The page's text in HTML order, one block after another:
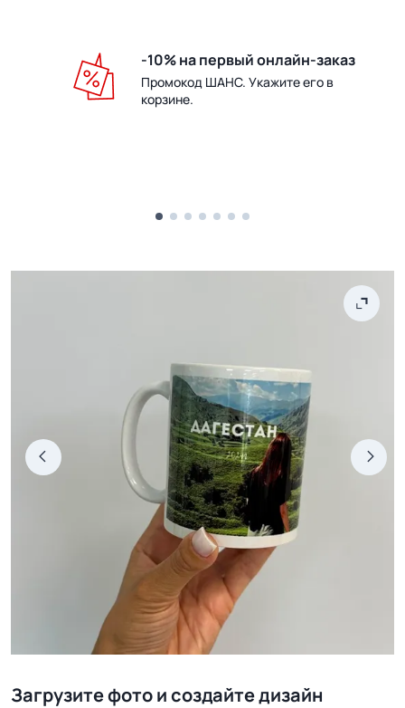
-10% на первый онлайн-заказ
Промокод ШАНС. Укажите его в
корзине.
Загрузите фото и создайте дизайн